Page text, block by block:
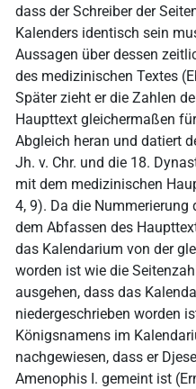
dass der Schreiber der
Kalenders identisch sein
Aussagen über dessen
des medizinischen Textes
Später zieht er die Zahlen
Haupttext gleichermaßen
Abgleich heran und datiert
Jh. v. Chr. und die 18.
mit dem medizinischen
4, 9). Da die Nummerierung
dem Abfassen des
das Kalendarium von der
worden ist wie die
ausgehen, dass das
niedergeschrieben worden
Königsnamens im
nachgewiesen, dass er
Amenophis I. gemeint ist